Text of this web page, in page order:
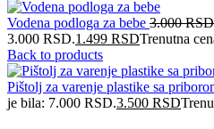
Vodena podloga za bebe 3.000RSD
3.000 RSD.1.499 RSDTrenutna
Back to products
Pištolj za varenje plastike sa
je bila: 7.000 RSD.3.500 RSD